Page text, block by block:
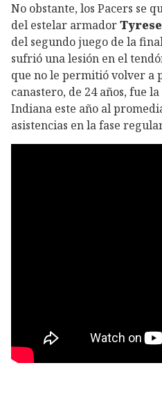
No obstante, los Pacers se
del estelar armador
del segundo juego de la
sufrió una lesión en el
que no le permitió volver a
canastero, de 24 años, fue
Indiana este año al
asistencias en la fase